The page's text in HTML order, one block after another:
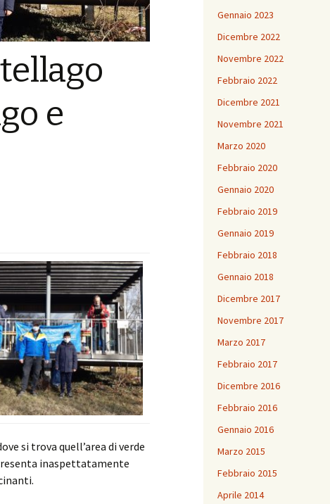
e
si trova quell’area di verde
inaspettatamente
Gennaio 2023
Dicembre 2022
Novembre 2022
Febbraio 2022
Dicembre 2021
Novembre 2021
Marzo 2020
Febbraio 2020
Gennaio 2020
Febbraio 2019
Gennaio 2019
Febbraio 2018
Gennaio 2018
Dicembre 2017
Novembre 2017
Marzo 2017
Febbraio 2017
Dicembre 2016
Febbraio 2016
Gennaio 2016
Marzo 2015
Febbraio 2015
Aprile 2014